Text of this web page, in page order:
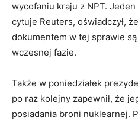
wycofaniu kraju z NPT.
cytuje Reuters, oświadczył,
dokumentem w tej sprawie
wczesnej fazie.
Także w poniedziałek
po raz kolejny zapewnił, że
posiadania broni nuklearnej.